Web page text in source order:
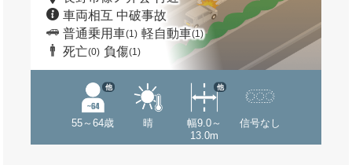
車両相互 中破事故
普通乗用車(1) 軽自動車(1)
死亡(0) 負傷(1)
55～64歳
他
晴
幅9.0～
13.0m
他
信号なし